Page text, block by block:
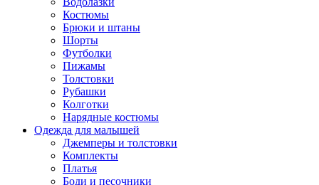
Костюмы
Брюки и штаны
Шорты
Футболки
Пижамы
Толстовки
Рубашки
Колготки
Нарядные костюмы
Одежда для малышей
Джемперы и толстовки
Комплекты
Платья
Боди и песочники